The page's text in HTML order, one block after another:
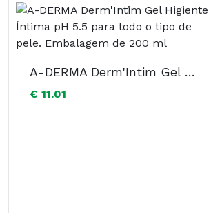
A-DERMA Derm'Intim Gel Higiente Íntima pH 5.5 para todo o tipo de pele. Embalagem de 200 ml
€ 11.01